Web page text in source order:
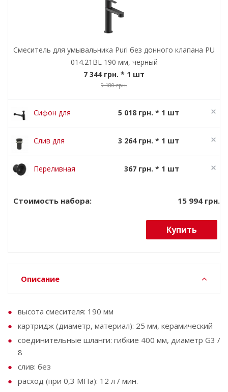
Смеситель для умывальника Puri без донного клапана PU
014.21BL 190 мм, черный
7 344 грн. * 1 шт
9 180 грн.
Сифон для
Чорный
5 018 грн. * 1 шт
Слив для
неподвижный
3 264 грн. * 1 шт
Переливная
RF1, черный
367 грн. * 1 шт
Стоимость набора: 15 994 грн.
Купить
Описание
высота смесителя: 190 мм
картридж (диаметр, материал): 25 мм, керамический
соединительные шланги: гибкие 400 мм, диаметр G3 /
8
слив: без
расход (при 0,3 МПа): 12 л / мин.